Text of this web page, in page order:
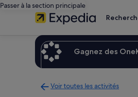
Passer à la section principale
Gagnez des
Voir toutes les activités